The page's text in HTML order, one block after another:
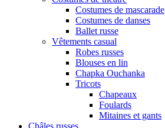
Costumes de mascarade
Costumes de danses
Ballet russe
Vêtements casual
Robes russes
Blouses en lin
Chapka Ouchanka
Tricots
Chapeaux
Foulards
Mitaines et gants